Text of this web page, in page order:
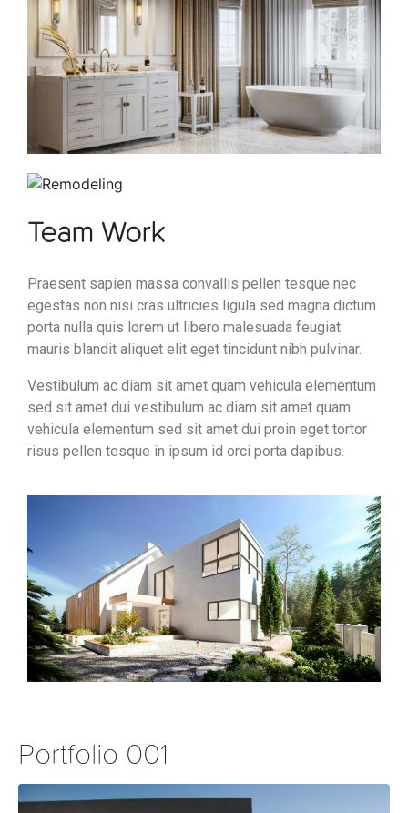
Team Work
Praesent sapien massa convallis pellen tesque nec
egestas non nisi cras ultricies ligula sed magna dictum
porta nulla quis lorem ut libero malesuada feugiat
mauris blandit aliquet elit eget tincidunt nibh pulvinar.
Vestibulum ac diam sit amet quam vehicula elementum
sed sit amet dui vestibulum ac diam sit amet quam
vehicula elementum sed sit amet dui proin eget tortor
risus pellen tesque in ipsum id orci porta dapibus.
Portfolio 001